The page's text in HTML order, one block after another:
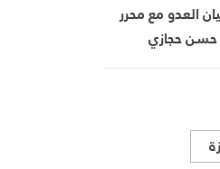
العدو مع محرر
حسن حجازي